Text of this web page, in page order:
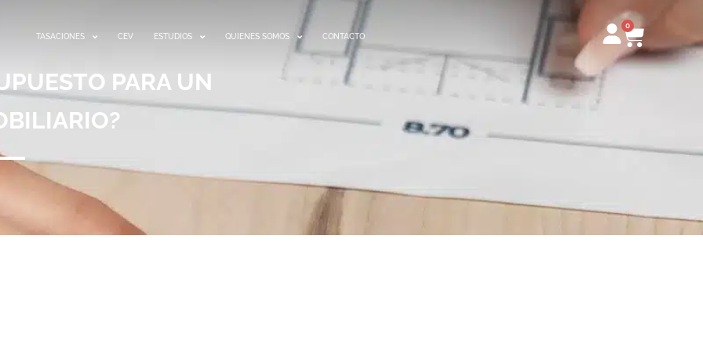
TASACIONES CEV ESTUDIOS QUIENES SOMOS CONTACTO
0
Carrito
PARA UN